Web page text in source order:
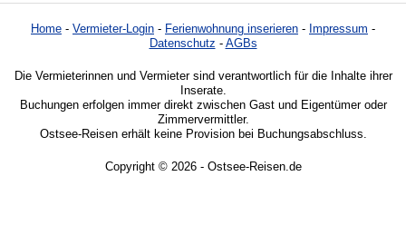
Home - Vermieter-Login - Ferienwohnung inserieren - Impressum -
Datenschutz - AGBs
Die Vermieterinnen und Vermieter sind verantwortlich für die Inhalte ihrer
Inserate.
Buchungen erfolgen immer direkt zwischen Gast und Eigentümer oder
Zimmervermittler.
Ostsee-Reisen erhält keine Provision bei Buchungsabschluss.
Copyright © 2026 - Ostsee-Reisen.de